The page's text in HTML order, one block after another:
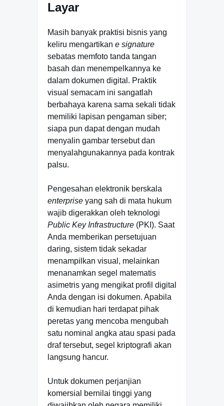
Layar
Masih banyak praktisi bisnis yang
keliru mengartikan e signature
sebatas memfoto tanda tangan
basah dan menempelkannya ke
dalam dokumen digital. Praktik
visual semacam ini sangatlah
berbahaya karena sama sekali tidak
memiliki lapisan pengaman siber;
siapa pun dapat dengan mudah
menyalin gambar tersebut dan
menyalahgunakannya pada kontrak
palsu.
Pengesahan elektronik berskala
enterprise yang sah di mata hukum
wajib digerakkan oleh teknologi
Public Key Infrastructure (PKI). Saat
Anda memberikan persetujuan
daring, sistem tidak sekadar
menampilkan visual, melainkan
menanamkan segel matematis
asimetris yang mengikat profil digital
Anda dengan isi dokumen. Apabila
di kemudian hari terdapat pihak
peretas yang mencoba mengubah
satu nominal angka atau spasi pada
draf tersebut, segel kriptografi akan
langsung hancur.
Untuk dokumen perjanjian
komersial bernilai tinggi yang